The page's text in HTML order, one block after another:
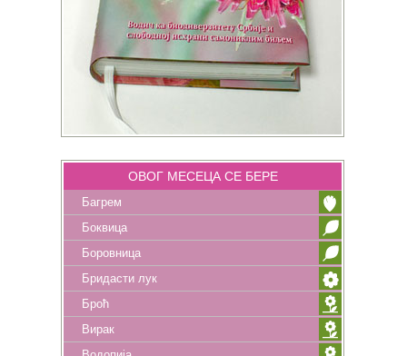
ОВОГ МЕСЕЦА СЕ БЕРЕ
Багрем
Боквица
Боровница
Бридасти лук
Броћ
Вирак